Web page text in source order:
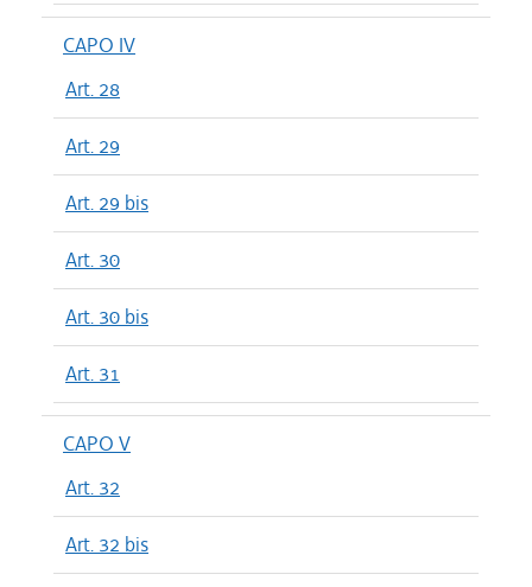
CAPO IV
Art. 28
Art. 29
Art. 29 bis
Art. 30
Art. 30 bis
Art. 31
CAPO V
Art. 32
Art. 32 bis